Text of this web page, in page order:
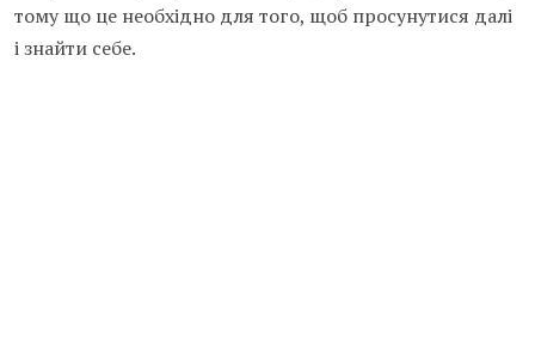
тому що це необхідно для того, щоб просунутися далі
і знайти себе.